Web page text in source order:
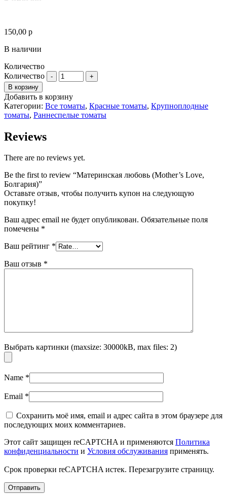
150,00 р
В наличии
Количество
Количество
В корзину
Добавить в корзину
Категории: Все томаты, Красные томаты, Крупноплодные
томаты, Раннеспелые томаты
Reviews
There are no reviews yet.
Be the first to review “Материнская любовь (Mother’s Love,
Болгария)”
Оставьте отзыв, чтобы получить купон на следующую
покупку!
Ваш адрес email не будет опубликован. Обязательные поля
помечены *
Ваш рейтинг *
Ваш отзыв *
Выбрать картинки (maxsize: 30000kB, max files: 2)
Name *
Email *
Сохранить моё имя, email и адрес сайта в этом браузере для
последующих моих комментариев.
Этот сайт защищен reCAPTCHA и применяются Политика
конфиденциальности и Условия обслуживания применять.
Срок проверки reCAPTCHA истек. Перезагрузите страницу.